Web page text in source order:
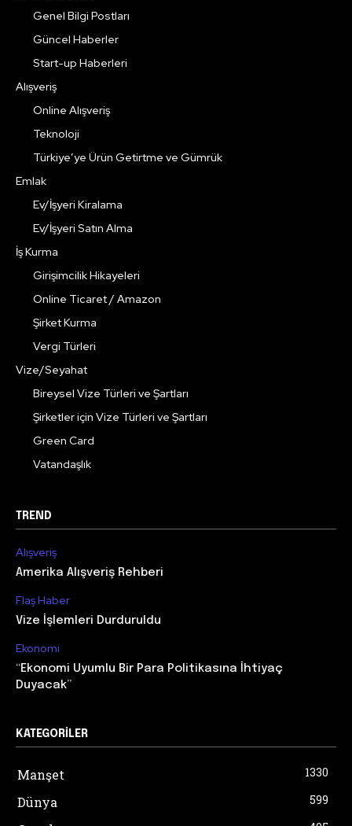
Genel Bilgi Postları
Güncel Haberler
Start-up Haberleri
Alışveriş
Online Alışveriş
Teknoloji
Türkiye’ye Ürün Getirtme ve Gümrük
Emlak
Ev/İşyeri Kiralama
Ev/İşyeri Satın Alma
İş Kurma
Girişimcilik Hikayeleri
Online Ticaret / Amazon
Şirket Kurma
Vergi Türleri
Vize/Seyahat
Bireysel Vize Türleri ve Şartları
Şirketler için Vize Türleri ve Şartları
Green Card
Vatandaşlık
TREND
Alışveriş
Amerika Alışveriş Rehberi
Flaş Haber
Vize İşlemleri Durduruldu
Ekonomi
“Ekonomi Uyumlu Bir Para Politikasına İhtiyaç
Duyacak”
KATEGORILER
Manşet 1330
Dünya 599